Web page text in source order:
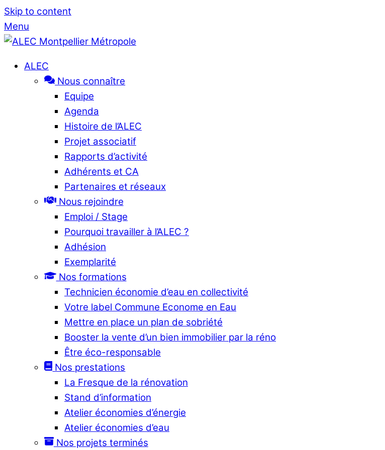
Skip to content
Menu
ALEC
Nous connaître
Equipe
Agenda
Histoire de l’ALEC
Projet associatif
Rapports d’activité
Adhérents et CA
Partenaires et réseaux
Nous rejoindre
Emploi / Stage
Pourquoi travailler à l’ALEC ?
Adhésion
Exemplarité
Nos formations
Technicien économie d’eau en collectivité
Votre label Commune Econome en Eau
Mettre en place un plan de sobriété
Booster la vente d’un bien immobilier par la réno
Être éco-responsable
Nos prestations
La Fresque de la rénovation
Stand d’information
Atelier économies d’énergie
Atelier économies d’eau
Nos projets terminés